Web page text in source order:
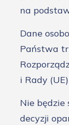
na
Dane
Państwa
i Rady
Nie będzie
decyzji